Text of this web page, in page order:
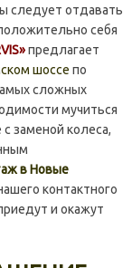
отдавать
себя
предлагает
шоссе по
сложных
мучиться
заменой колеса,
в Новые
контактного
и окажут